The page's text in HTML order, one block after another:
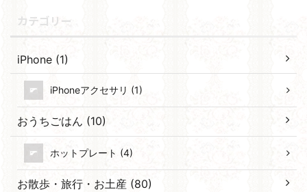
カテゴリー
iPhone (1)
iPhoneアクセサリ (1)
おうちごはん (10)
ホットプレート (4)
お散歩・旅行・お土産 (80)